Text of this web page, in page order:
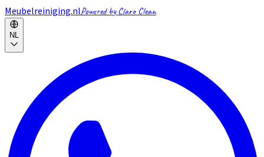
Meubelreiniging.nlPowered by Claro Clean
NL